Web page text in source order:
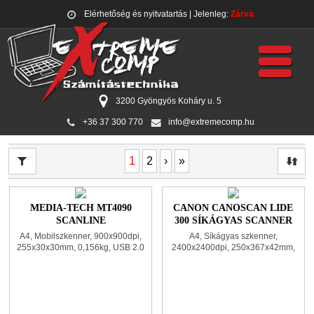
Elérhetőség és nyitvatartás| Jelenleg: Zárva
3200 Gyöngyös Koháry u. 5
+36 37 300 770 info@extremecomp.hu
1 2 › »
MEDIA-TECH MT4090
SCANLINE
MOBILSZKENNER BLACK
A4, Mobilszkenner, 900x900dpi,
255x30x30mm, 0,156kg, USB 2.0
CANON CANOSCAN LIDE
300 SÍKÁGYAS SCANNER
BLACK
A4, Síkágyas szkenner,
2400x2400dpi, 250x367x42mm,